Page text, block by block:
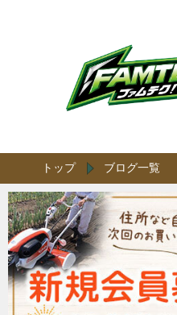
トップ ブログ一覧